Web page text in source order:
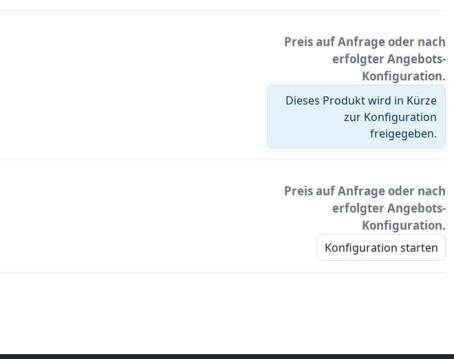
Preis auf Anfrage oder nach
erfolgter Angebots-
Konfiguration.
Dieses Produkt wird in Kürze
zur Konfiguration
freigegeben.
Preis auf Anfrage oder nach
erfolgter Angebots-
Konfiguration.
Konfiguration starten